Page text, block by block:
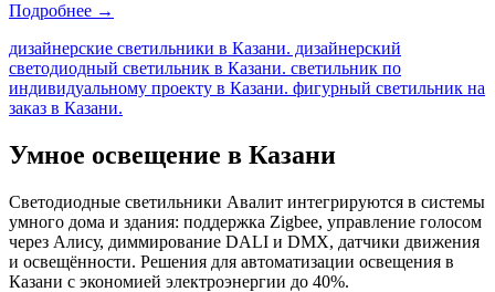
Подробнее →
дизайнерские светильники в Казани. дизайнерский
светодиодный светильник в Казани. светильник по
индивидуальному проекту в Казани. фигурный светильник на
заказ в Казани.
Умное освещение в Казани
Светодиодные светильники Авалит интегрируются в системы
умного дома и здания: поддержка Zigbee, управление голосом
через Алису, диммирование DALI и DMX, датчики движения
и освещённости. Решения для автоматизации освещения в
Казани с экономией электроэнергии до 40%.